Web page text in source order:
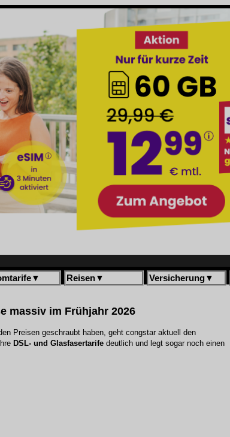
▼ Reisen▼ Versicherung▼
massiv im Frühjahr 2026
Preisen geschraubt haben, geht congstar aktuell den
DSL- und Glasfasertarife deutlich und legt sogar noch einen